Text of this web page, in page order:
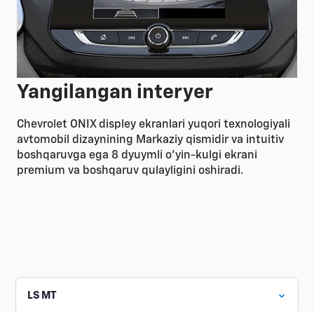
Yangilangan interyer
Chevrolet ONIX displey ekranlari yuqori texnologiyali
avtomobil dizaynining Markaziy qismidir va intuitiv
boshqaruvga ega 8 dyuymli o'yin-kulgi ekrani
premium va boshqaruv qulayligini oshiradi.